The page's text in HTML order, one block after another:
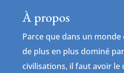
À propos
Parce que dans un
de plus en plus dominé
civilisations, il faut avoir le